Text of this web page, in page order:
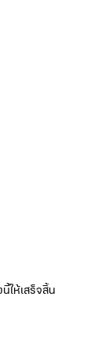
ให้เสร็จสิ้น